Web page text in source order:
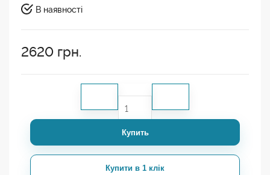
В наявності
2620 грн.
Купить
Купити в 1 клік